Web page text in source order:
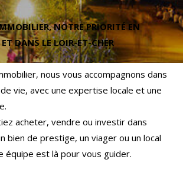
NOTRE PRIORITÉ EN
DANS LE LOIR-ET-CHER
nous vous accompagnons dans
vie, avec une expertise locale et une
acheter, vendre ou investir dans
bien de prestige, un viager ou un local
équipe est là pour vous guider.